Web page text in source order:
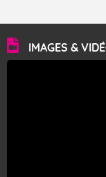
IMAGES &